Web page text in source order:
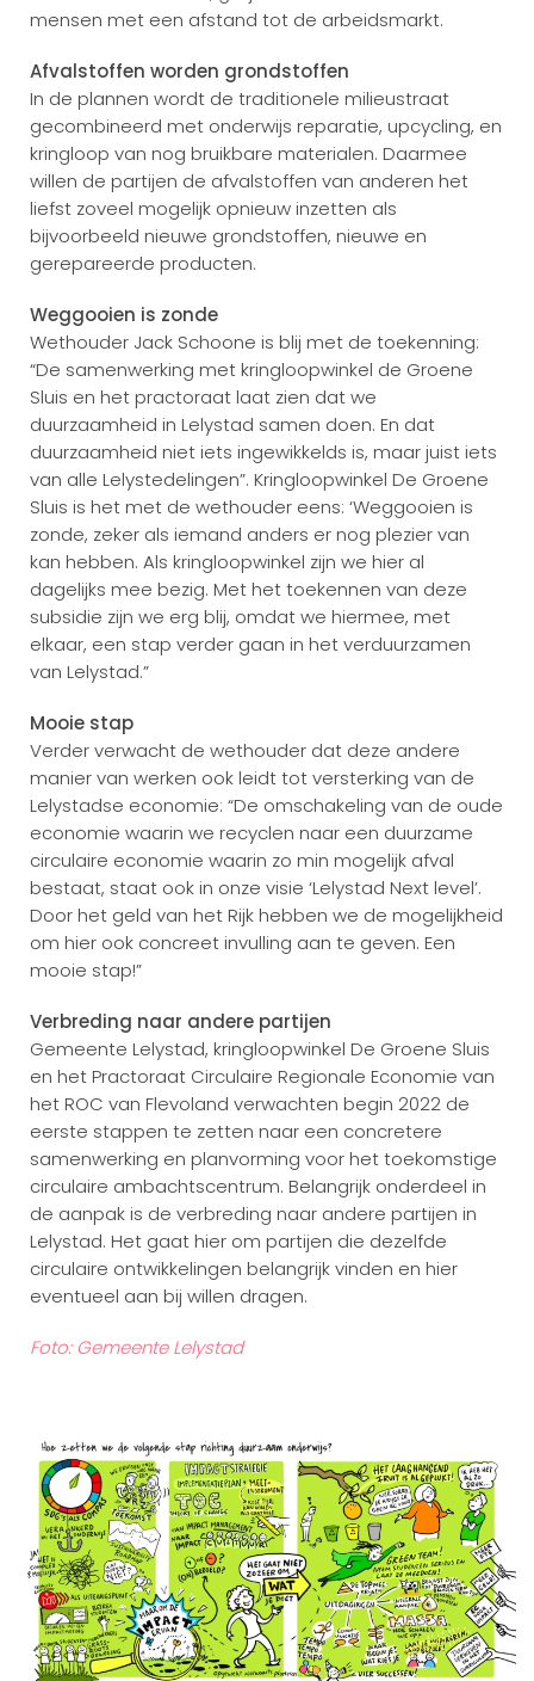
mensen met een afstand tot de arbeidsmarkt.
Afvalstoffen worden grondstoffen
In de plannen wordt de traditionele milieustraat
gecombineerd met onderwijs reparatie, upcycling, en
kringloop van nog bruikbare materialen. Daarmee
willen de partijen de afvalstoffen van anderen het
liefst zoveel mogelijk opnieuw inzetten als
bijvoorbeeld nieuwe grondstoffen, nieuwe en
gerepareerde producten.
Weggooien is zonde
Wethouder Jack Schoone is blij met de toekenning:
“De samenwerking met kringloopwinkel de Groene
Sluis en het practoraat laat zien dat we
duurzaamheid in Lelystad samen doen. En dat
duurzaamheid niet iets ingewikkelds is, maar juist iets
van alle Lelystedelingen”. Kringloopwinkel De Groene
Sluis is het met de wethouder eens: ‘Weggooien is
zonde, zeker als iemand anders er nog plezier van
kan hebben. Als kringloopwinkel zijn we hier al
dagelijks mee bezig. Met het toekennen van deze
subsidie zijn we erg blij, omdat we hiermee, met
elkaar, een stap verder gaan in het verduurzamen
van Lelystad.”
Mooie stap
Verder verwacht de wethouder dat deze andere
manier van werken ook leidt tot versterking van de
Lelystadse economie: “De omschakeling van de oude
economie waarin we recyclen naar een duurzame
circulaire economie waarin zo min mogelijk afval
bestaat, staat ook in onze visie ‘Lelystad Next level’.
Door het geld van het Rijk hebben we de mogelijkheid
om hier ook concreet invulling aan te geven. Een
mooie stap!”
Verbreding naar andere partijen
Gemeente Lelystad, kringloopwinkel De Groene Sluis
en het Practoraat Circulaire Regionale Economie van
het ROC van Flevoland verwachten begin 2022 de
eerste stappen te zetten naar een concretere
samenwerking en planvorming voor het toekomstige
circulaire ambachtscentrum. Belangrijk onderdeel in
de aanpak is de verbreding naar andere partijen in
Lelystad. Het gaat hier om partijen die dezelfde
circulaire ontwikkelingen belangrijk vinden en hier
eventueel aan bij willen dragen.
Foto: Gemeente Lelystad